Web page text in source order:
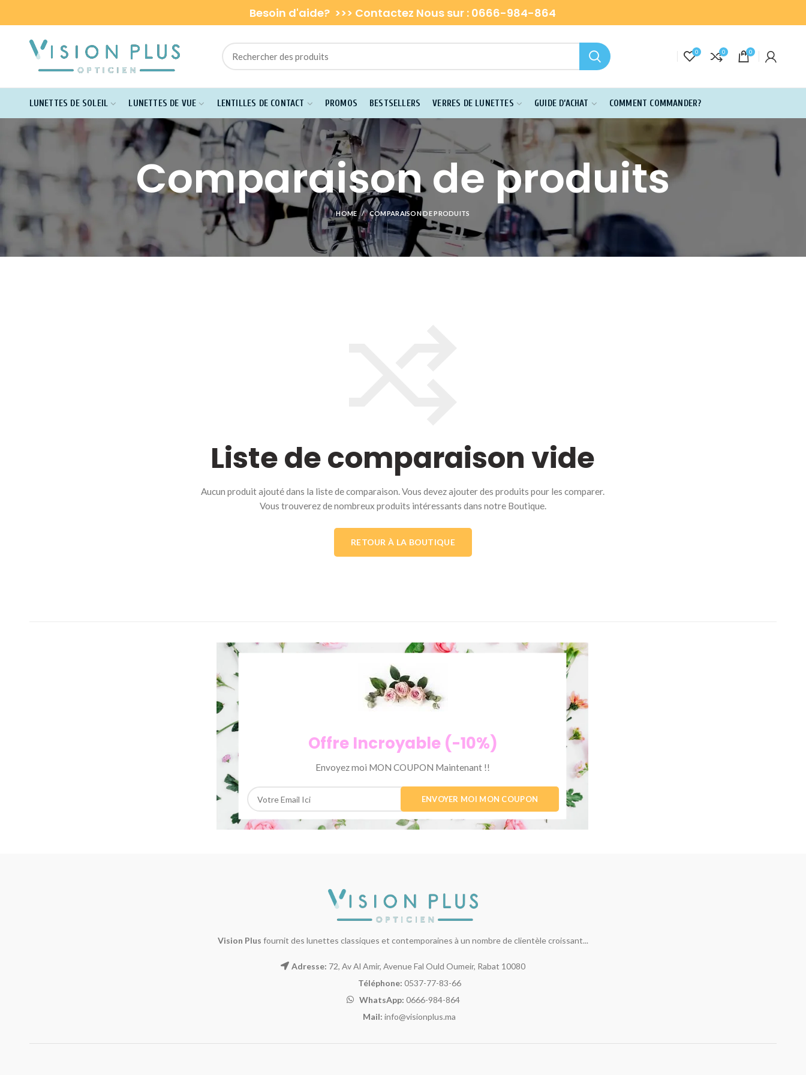
Besoin d'aide? >>> Contactez Nous sur : 0666-984-864
0 0 0
LUNETTES DE SOLEIL LUNETTES DE VUE LENTILLES DE CONTACT PROMOS BESTSELLERS VERRES DE LUNETTES GUIDE D’ACHAT COMMENT COMMANDER?
Comparaison de produits
HOME COMPARAISON DE PRODUITS
Liste de comparaison vide
Aucun produit ajouté dans la liste de comparaison. Vous devez ajouter des produits pour les comparer.
Vous trouverez de nombreux produits intéressants dans notre Boutique.
RETOUR À LA BOUTIQUE
Offre Incroyable (-10%)
Envoyez moi MON COUPON Maintenant !!
Vision Plus fournit des lunettes classiques et contemporaines à un nombre de clientèle croissant...
Adresse: 72, Av Al Amir, Avenue Fal Ould Oumeir, Rabat 10080
Téléphone: 0537-77-83-66
WhatsApp: 0666-984-864
Mail: info@visionplus.ma